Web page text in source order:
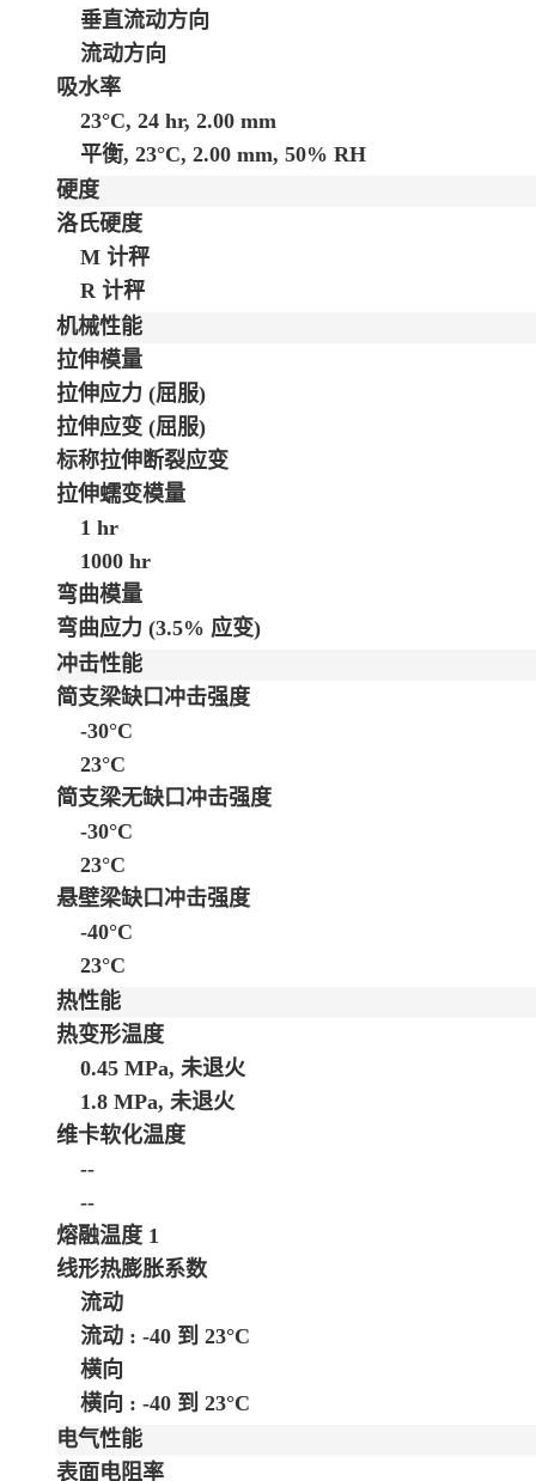
垂直流动方向
流动方向
吸水率
23°C, 24 hr, 2.00 mm
平衡, 23°C, 2.00 mm, 50% RH
硬度
洛氏硬度
M 计秤
R 计秤
机械性能
拉伸模量
拉伸应力 (屈服)
拉伸应变 (屈服)
标称拉伸断裂应变
拉伸蠕变模量
1 hr
1000 hr
弯曲模量
弯曲应力 (3.5% 应变)
冲击性能
简支梁缺口冲击强度
-30°C
23°C
简支梁无缺口冲击强度
-30°C
23°C
悬壁梁缺口冲击强度
-40°C
23°C
热性能
热变形温度
0.45 MPa, 未退火
1.8 MPa, 未退火
维卡软化温度
--
--
熔融温度 1
线形热膨胀系数
流动
流动 : -40 到 23°C
横向
横向 : -40 到 23°C
电气性能
表面电阻率